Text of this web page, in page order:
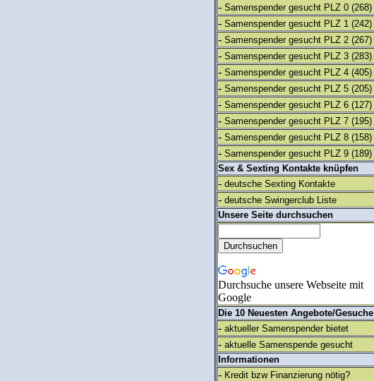
- Samenspender gesucht PLZ 0 (268)
- Samenspender gesucht PLZ 1 (242)
- Samenspender gesucht PLZ 2 (267)
- Samenspender gesucht PLZ 3 (283)
- Samenspender gesucht PLZ 4 (405)
- Samenspender gesucht PLZ 5 (205)
- Samenspender gesucht PLZ 6 (127)
- Samenspender gesucht PLZ 7 (195)
- Samenspender gesucht PLZ 8 (158)
- Samenspender gesucht PLZ 9 (189)
Sex & Sexting Kontakte knüpfen
- deutsche Sexting Kontakte
- deutsche Swingerclub Liste
Unsere Seite durchsuchen
Durchsuche unsere Webseite mit
Google
Die 10 Neuesten Angebote/Gesuche
- aktueller Samenspender bietet
- aktuelle Samenspende gesucht
Informationen
- Kredit bzw Finanzierung nötig?